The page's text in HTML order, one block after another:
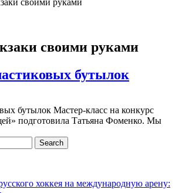
своими руками
своими руками
бутылок
бутылок Мастер-класс на конкурс
подготовила Татьяна Фоменко. Мы
хоккея на международную арену: